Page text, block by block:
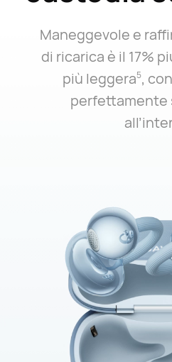
Maneggevole e
di ricarica è il 17%
più leggera⁠5,
perfettamente